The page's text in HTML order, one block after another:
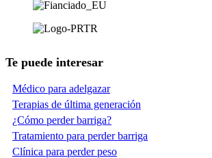
Te puede interesar
Médico para adelgazar
Terapias de última generación
¿Cómo perder barriga?
Tratamiento para perder barriga
Clínica para perder peso